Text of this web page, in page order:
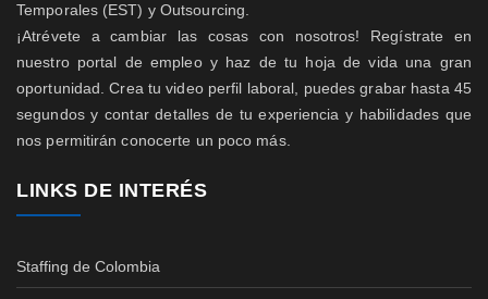
Temporales (EST) y Outsourcing.
¡Atrévete a cambiar las cosas con nosotros! Regístrate en
nuestro portal de empleo y haz de tu hoja de vida una gran
oportunidad. Crea tu video perfil laboral, puedes grabar hasta 45
segundos y contar detalles de tu experiencia y habilidades que
nos permitirán conocerte un poco más.
LINKS DE INTERÉS
Staffing de Colombia